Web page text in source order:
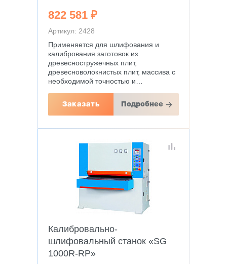
822 581 ₽
Артикул: 2428
Применяется для шлифования и
калибрования заготовок из
древесностружечных плит,
древесноволокнистых плит, массива с
необходимой точностью и…
Заказать Подробнее
Калибровально-
шлифовальный станок «SG
1000R-RP»